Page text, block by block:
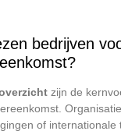
bedrijven
zijn de
of internationale